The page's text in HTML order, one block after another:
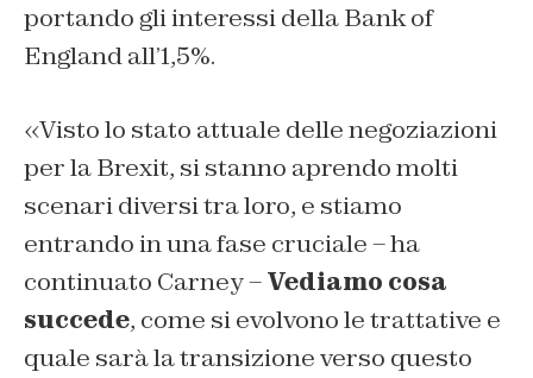
portando gli interessi della Bank of
England all’1,5%.
«Visto lo stato attuale delle negoziazioni
per la Brexit, si stanno aprendo molti
scenari diversi tra loro, e stiamo
entrando in una fase cruciale – ha
continuato Carney –Vediamo cosa
succede, come si evolvono le trattative e
quale sarà la transizione verso questo